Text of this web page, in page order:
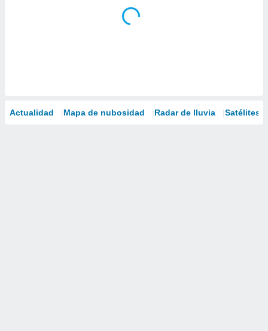
Actualidad Mapa de nubosidad Radar de lluvia Satélites